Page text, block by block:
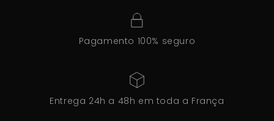
Pagamento 100% seguro
Entrega 24h a 48h em toda a França